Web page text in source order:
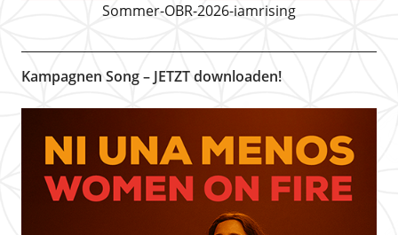
Sommer-OBR-2026-iamrising
Kampagnen Song – JETZT downloaden!